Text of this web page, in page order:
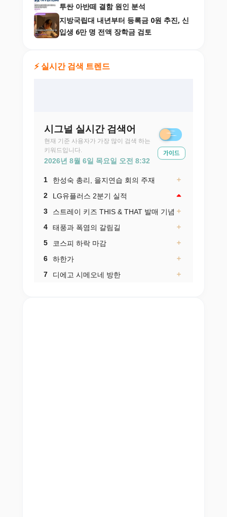
투싼 아반떼 결함 원인 분석
지방국립대 내년부터 등록금 0원 추진, 신
입생 6만 명 전액 장학금 검토
⚡ 실시간 검색 트렌드